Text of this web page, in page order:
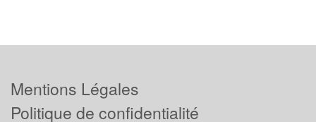
Mentions Légales
Politique de confidentialité